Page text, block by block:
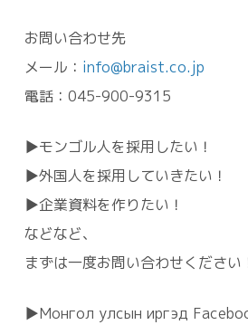
お問い合わせ先
メール： info@braist.co.jp
電話：045-900-9315
▶モンゴル人を採用したい！
▶外国人を採用していきたい！
▶企業資料を作りたい！
などなど、
まずは一度お問い合わせください
▶Монгол улсын иргэд